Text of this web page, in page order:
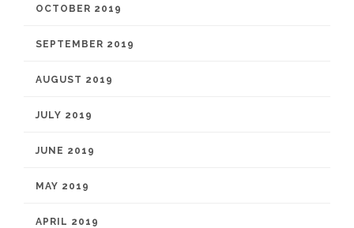
OCTOBER 2019
SEPTEMBER 2019
AUGUST 2019
JULY 2019
JUNE 2019
MAY 2019
APRIL 2019